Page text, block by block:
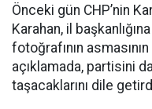
Önceki gün CHP’nin
Karahan, il
fotoğrafının
açıklamada, partisini
taşacaklarını dile